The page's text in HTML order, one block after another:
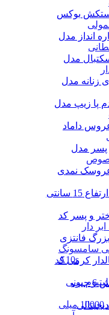
دار
سامسونگ
A10s
پاور بانک شیائومی ظرفیت 10000 میلی
داماد
عروسک نمدی
سانتی
فانتزی